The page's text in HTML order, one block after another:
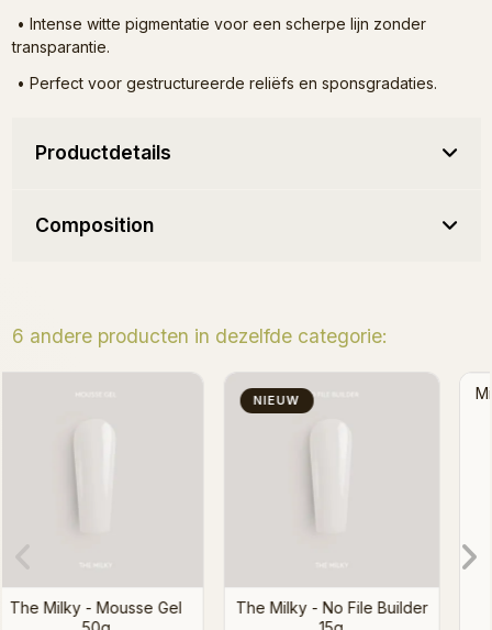
• Intense witte pigmentatie voor een scherpe lijn zonder
transparantie.
• Perfect voor gestructureerde reliëfs en sponsgradaties.
Productdetails
Composition
6 andere producten in dezelfde categorie:
Milky Multicolor - Mousse
The Milky - Mousse Gel